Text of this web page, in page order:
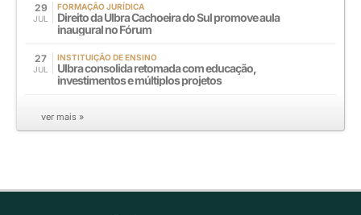
29
JUL
FORMAÇÃO JURÍDICA
Direito da Ulbra Cachoeira do Sul promove aula
inaugural no Fórum
27
JUL
INSTITUIÇÃO DE ENSINO
Ulbra consolida retomada com educação,
investimentos e múltiplos projetos
ver mais »